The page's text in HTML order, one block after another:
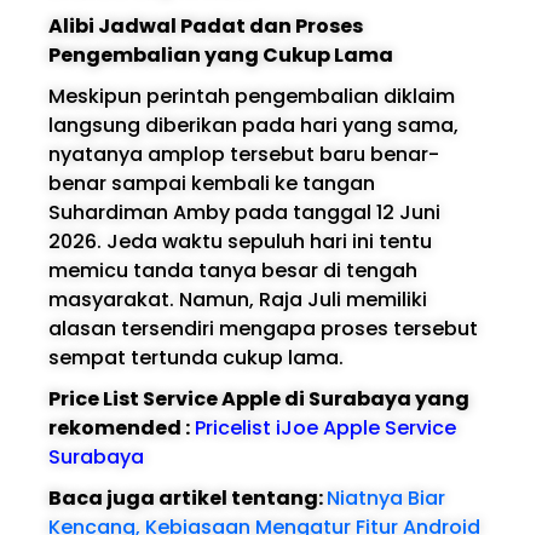
Alibi Jadwal Padat dan Proses
Pengembalian yang Cukup Lama
Meskipun perintah pengembalian diklaim
langsung diberikan pada hari yang sama,
nyatanya amplop tersebut baru benar-
benar sampai kembali ke tangan
Suhardiman Amby pada tanggal 12 Juni
2026. Jeda waktu sepuluh hari ini tentu
memicu tanda tanya besar di tengah
masyarakat. Namun, Raja Juli memiliki
alasan tersendiri mengapa proses tersebut
sempat tertunda cukup lama.
Price List Service Apple di Surabaya yang
rekomended : Pricelist iJoe Apple Service
Surabaya
Baca juga artikel tentang:Niatnya Biar
Kencang, Kebiasaan Mengatur Fitur Android